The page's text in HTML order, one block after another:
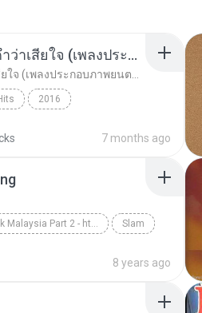
อยากรัก ต้องไม่กลัวคำว่าเสียใจ (เพลงประกอบภาพยนตร์ รัก 7 ปี ดี 7 หน)
2016
7 months ago
Slow Rock Malaysia Part 2 - http://idws.in/310179 Slam
8 years ago